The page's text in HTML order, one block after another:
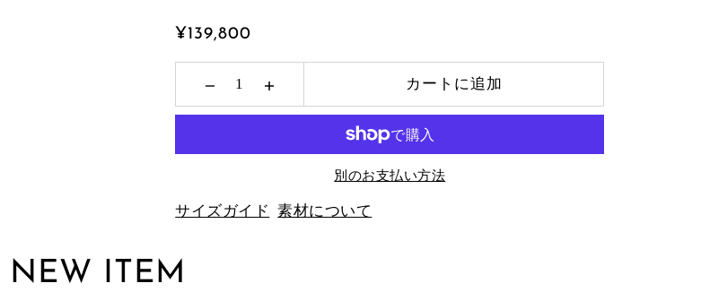
¥139,800
カートに追加
別のお支払い方法
サイズガイド 素材について
NEW ITEM